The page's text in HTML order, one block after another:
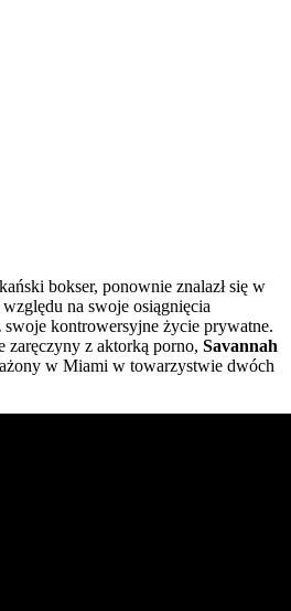
bokser, ponownie znalazł się w
na swoje osiągnięcia
kontrowersyjne życie prywatne.
zaręczyny z aktorką porno, Savannah
w Miami w towarzystwie dwóch